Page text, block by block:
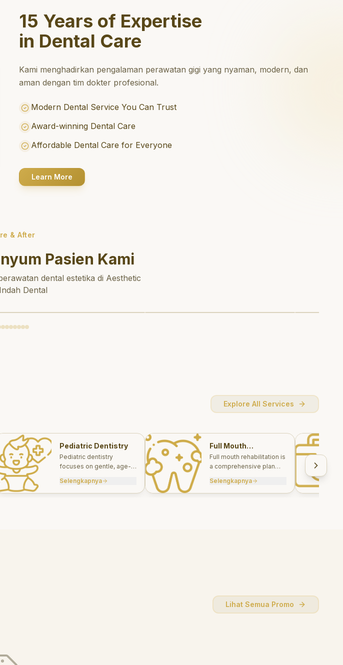
15 Years of Expertise
in Dental Care
Kami menghadirkan pengalaman perawatan gigi yang nyaman, modern, dan
aman dengan tim dokter profesional.
Modern Dental Service You Can Trust
Award-winning Dental Care
Affordable Dental Care for Everyone
Learn More
& After
Pasien Kami
dental estetika di Aesthetic
Dental
Explore All Services
Pediatric Dentistry
Pediatric dentistry
focuses on gentle, age-
for infants, children, and
teens.
Selengkapnya
Full Mouth
Rehabilitations
Full mouth rehabilitation is
a comprehensive plan
aesthetic treatments to
rebuild function, comfort,
Selengkapnya
Lihat Semua Promo